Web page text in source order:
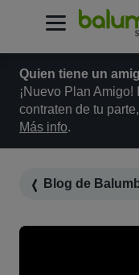
Quien tiene un
¡Nuevo Plan
contraten de tu
Más info.
Blog de